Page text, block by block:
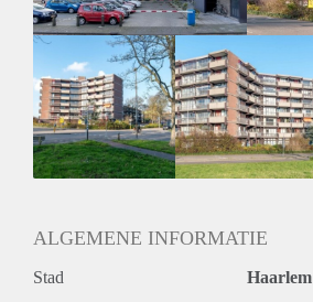
Kaal
ALGEMENE INFORMATIE
Stad Haarlem